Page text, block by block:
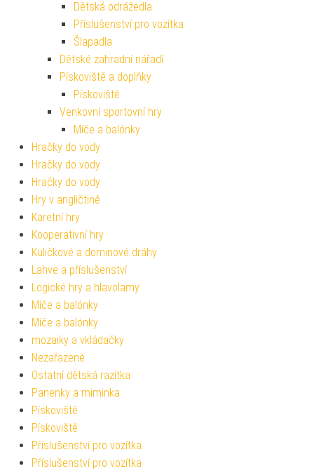
Dětská odrážedla
Příslušenství pro vozítka
Šlapadla
Dětské zahradní nářadí
Pískoviště a doplňky
Pískoviště
Venkovní sportovní hry
Míče a balónky
Hračky do vody
Hračky do vody
Hračky do vody
Hry v angličtině
Karetní hry
Kooperativní hry
Kuličkové a dominové dráhy
Lahve a příslušenství
Logické hry a hlavolamy
Míče a balónky
Míče a balónky
mozaiky a vkládačky
Nezařazené
Ostatní dětská razítka
Panenky a miminka
Pískoviště
Pískoviště
Příslušenství pro vozítka
Příslušenství pro vozítka